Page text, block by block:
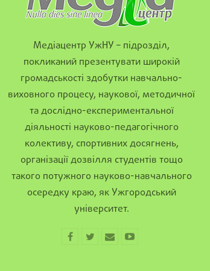
Медіацентр УжНУ – підрозділ,
покликаний презентувати широкій
громадськості здобутки навчально-
виховного процесу, наукової, методичної
та дослідно-експериментальної
діяльності науково-педагогічного
колективу, спортивних досягнень,
організації дозвілля студентів тощо
такого потужного науково-навчального
осередку краю, як Ужгородський
університет.